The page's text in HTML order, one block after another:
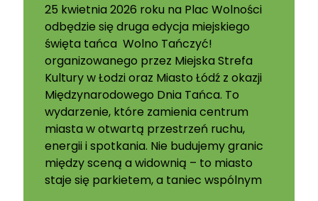
25 kwietnia 2026 roku na Plac Wolności
odbędzie się druga edycja miejskiego
święta tańca Wolno Tańczyć!
organizowanego przez Miejska Strefa
Kultury w Łodzi oraz Miasto Łódź z okazji
Międzynarodowego Dnia Tańca. To
wydarzenie, które zamienia centrum
miasta w otwartą przestrzeń ruchu,
energii i spotkania. Nie budujemy granic
między sceną a widownią – to miasto
staje się parkietem, a taniec wspólnym